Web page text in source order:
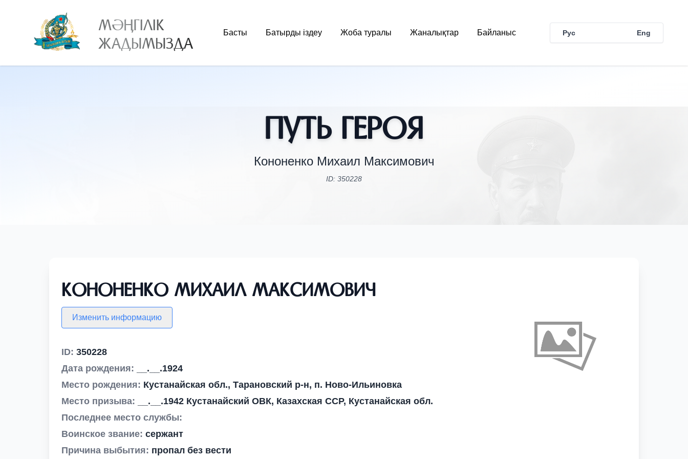
МӘҢГІЛІК
ЖАДЫМЫЗДА
Басты Батырды іздеу Жоба туралы Жаналықтар Байланыс Рус Eng
Путь Героя
Кононенко Михаил Максимович
ID: 350228
Кононенко Михаил Максимович
Изменить информацию
ID: 350228
Дата рождения:
__.__.1924
Место рождения: Кустанайская обл., Тарановский р-н, п. Ново-Ильиновка
Место призыва:
__.__.1942 Кустанайский ОВК, Казахская ССР, Кустанайская обл.
Последнее место службы:
Воинское звание: сержант
Причина выбытия: пропал без вести